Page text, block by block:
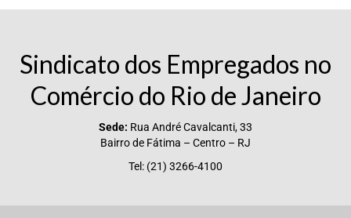
Sindicato dos Empregados no
Comércio do Rio de Janeiro
Sede: Rua André Cavalcanti, 33
Bairro de Fátima – Centro – RJ
Tel: (21) 3266-4100